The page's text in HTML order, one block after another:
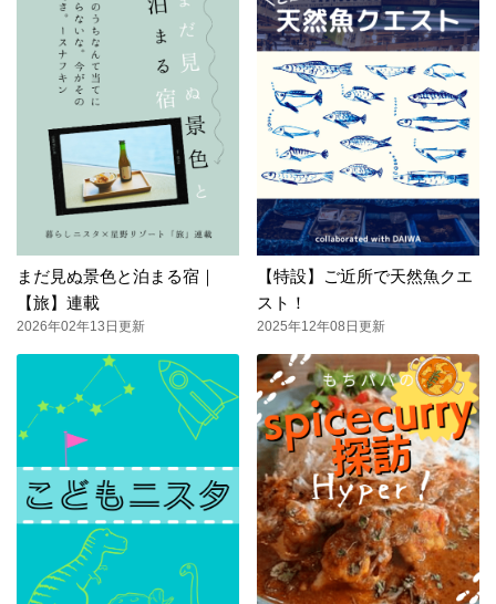
まだ見ぬ景色と泊まる宿｜
【旅】連載
2026年02年13日更新
【特設】ご近所で天然魚クエ
スト！
2025年12年08日更新